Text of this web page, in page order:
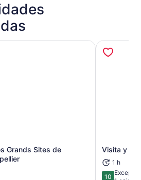
Grands Sites de
Se abrirá en una nueva pestaña
Visita y
1 h
10